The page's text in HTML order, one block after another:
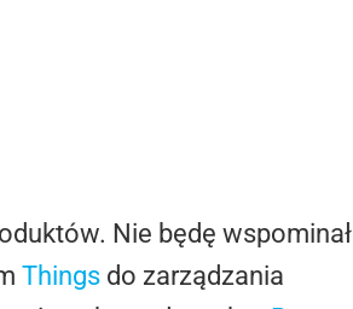
Nie będę wspominał
Things do zarządzania